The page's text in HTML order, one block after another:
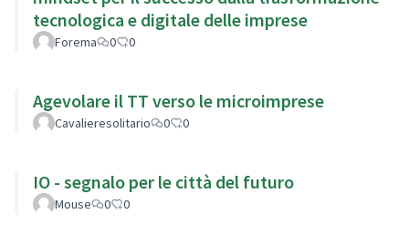
tecnologica e digitale delle imprese
Forema 0 0
Agevolare il TT verso le microimprese
Cavalieresolitario 0 0
IO - segnalo per le città del futuro
Mouse 0 0